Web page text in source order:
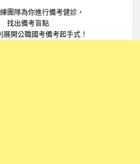
團隊為你進行備考健診，
找出備考盲點
展開公職國考備考起手式！